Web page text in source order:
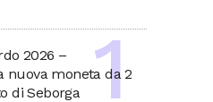
2026 –
nuova moneta da 2
di Seborga